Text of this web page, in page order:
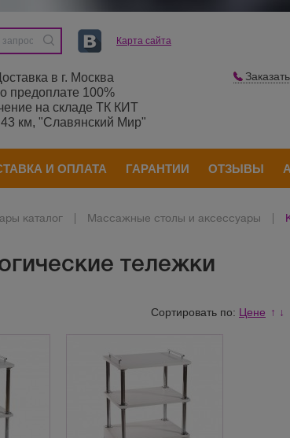
Карта сайта
в г. Москва
предоплате 100%
на складе ТК КИТ
км, "Славянский Мир"
И ОПЛАТА ГАРАНТИИ ОТЗЫВЫ
каталог Массажные столы и аксессуары
тележки
Сортировать по: Цене ↑ ↓